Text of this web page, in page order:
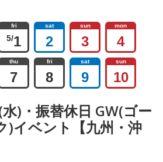
fri
5/1
sat
2
sun
3
mon
4
thu
7
fri
8
sat
9
sun
10
)・振替休日 GW(ゴー
)イベント【九州・沖